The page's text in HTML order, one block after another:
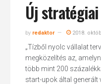
Új
by redaktor 2018.
„Tízből nyolc vállalat
megközelítés az,
több mint 200
start-upok által generált